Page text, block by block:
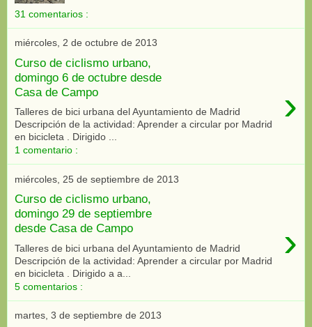
31 comentarios :
miércoles, 2 de octubre de 2013
Curso de ciclismo urbano,
domingo 6 de octubre desde
Casa de Campo
›
Talleres de bici urbana del Ayuntamiento de Madrid
Descripción de la actividad: Aprender a circular por Madrid
en bicicleta . Dirigido ...
1 comentario :
miércoles, 25 de septiembre de 2013
Curso de ciclismo urbano,
domingo 29 de septiembre
desde Casa de Campo
›
Talleres de bici urbana del Ayuntamiento de Madrid
Descripción de la actividad: Aprender a circular por Madrid
en bicicleta . Dirigido a a...
5 comentarios :
martes, 3 de septiembre de 2013